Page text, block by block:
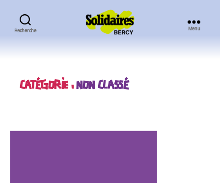
Recherche Menu
CATÉGORIE :NON CLASSÉ